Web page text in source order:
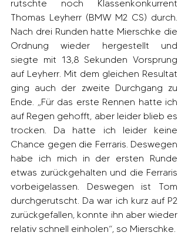
rutschte noch Klassenkonkurrent
Thomas Leyherr (BMW M2 CS) durch.
Nach drei Runden hatte Mierschke die
Ordnung wieder hergestellt und
siegte mit 13,8 Sekunden Vorsprung
auf Leyherr. Mit dem gleichen Resultat
ging auch der zweite Durchgang zu
Ende. „Für das erste Rennen hatte ich
auf Regen gehofft, aber leider blieb es
trocken. Da hatte ich leider keine
Chance gegen die Ferraris. Deswegen
habe ich mich in der ersten Runde
etwas zurückgehalten und die Ferraris
vorbeigelassen. Deswegen ist Tom
durchgerutscht. Da war ich kurz auf P2
zurückgefallen, konnte ihn aber wieder
relativ schnell einholen“, so Mierschke.